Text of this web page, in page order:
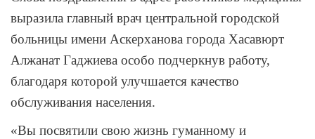
выразила главный врач центральной городской
больницы имени Аскерханова города Хасавюрт
Алжанат Гаджиева особо подчеркнув работу,
благодаря которой улучшается качество
обслуживания населения.
«Вы посвятили свою жизнь гуманному и